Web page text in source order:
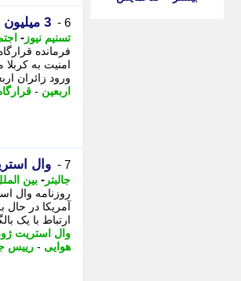
6 - 3 میلیون و 450 هزار زائر به کربلا مشرف شد ند
تسنیم نیوز -
امنیت به
ورود زائران
اربعین -
7 - وال
جالبتر - بین
روزنامه وال
آمریکا در
ارتباط با یک
وال استریت
هوایی - رییس